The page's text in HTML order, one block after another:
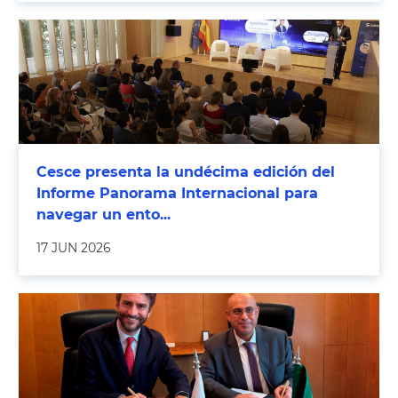
Cesce presenta la undécima edición del
Informe Panorama Internacional para
navegar un ento...
17 JUN 2026